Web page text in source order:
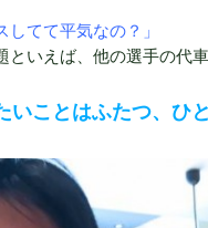
てて平気なの？」
いえば、他の選手の代
ことはふたつ、ひ